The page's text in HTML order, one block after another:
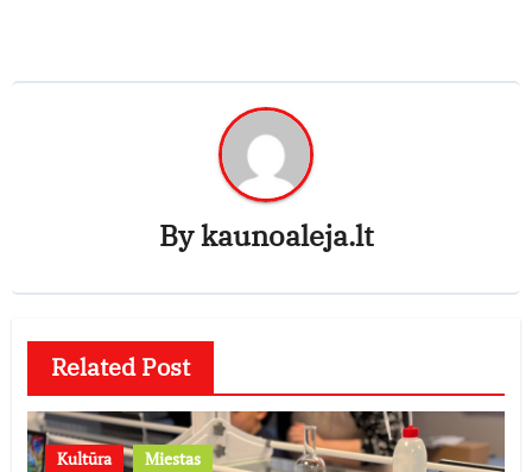
Bykaunoaleja.lt
Related Post
Kultūra Miestas